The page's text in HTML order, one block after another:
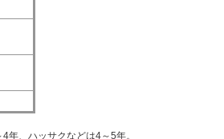
年、ハッサクなどは4～5年。